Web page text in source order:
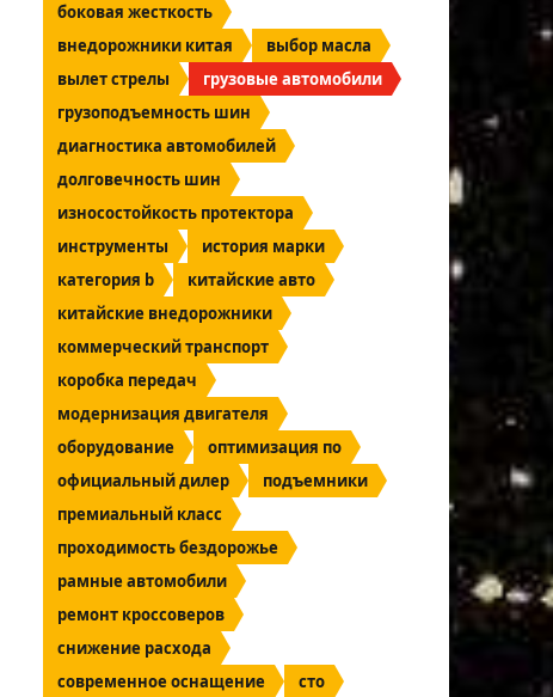
боковая жесткость
внедорожники китая
выбор масла
вылет стрелы
грузовые автомобили
грузоподъемность шин
диагностика автомобилей
долговечность шин
износостойкость протектора
инструменты
история марки
категория b
китайские авто
китайские внедорожники
коммерческий транспорт
коробка передач
модернизация двигателя
оборудование
оптимизация по
официальный дилер
подъемники
премиальный класс
проходимость бездорожье
рамные автомобили
ремонт кроссоверов
снижение расхода
современное оснащение
сто